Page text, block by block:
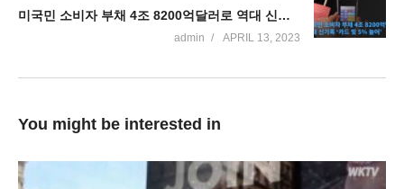
미국민 소비자 부채 4조 8200억달러로 역대 신기록 ‘카드 빚 5% 늘어’
admin APRIL 13, 2023
You might be interested in